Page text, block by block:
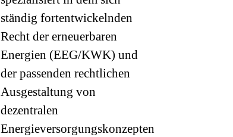
ständig fortentwickelnden
Recht der erneuerbaren
Energien (EEG/KWK) und
der passenden rechtlichen
Ausgestaltung von
dezentralen
Energieversorgungskonzepten